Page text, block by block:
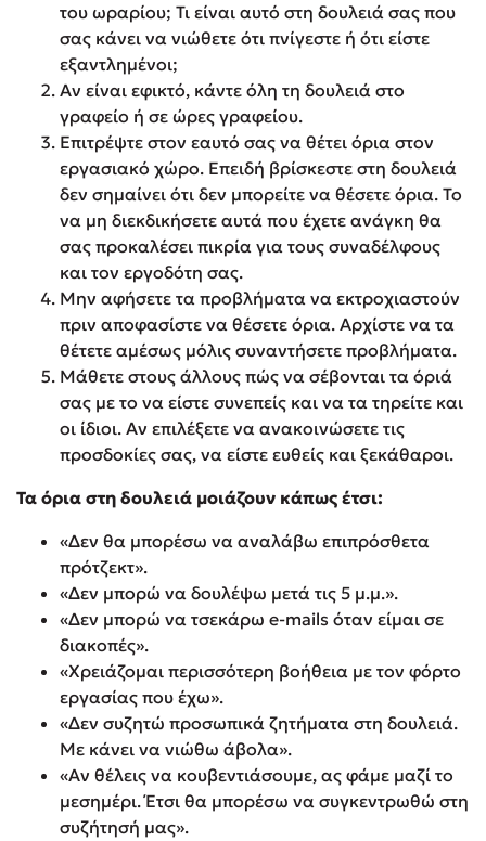
του ωραρίου; Τι είναι αυτό στη δουλειά σας που
σας κάνει να νιώθετε ότι πνίγεστε ή ότι είστε
εξαντλημένοι;
Αν είναι εφικτό, κάντε όλη τη δουλειά στο
γραφείο ή σε ώρες γραφείου.
Επιτρέψτε στον εαυτό σας να θέτει όρια στον
εργασιακό χώρο. Επειδή βρίσκεστε στη δουλειά
δεν σημαίνει ότι δεν μπορείτε να θέσετε όρια. Το
να μη διεκδικήσετε αυτά που έχετε ανάγκη θα
σας προκαλέσει πικρία για τους συναδέλφους
και τον εργοδότη σας.
Μην αφήσετε τα προβλήματα να εκτροχιαστούν
πριν αποφασίστε να θέσετε όρια. Αρχίστε να τα
θέτετε αμέσως μόλις συναντήσετε προβλήματα.
Μάθετε στους άλλους πώς να σέβονται τα όριά
σας με το να είστε συνεπείς και να τα τηρείτε και
οι ίδιοι. Αν επιλέξετε να ανακοινώσετε τις
προσδοκίες σας, να είστε ευθείς και ξεκάθαροι.
Τα όρια στη δουλειά μοιάζουν κάπως έτσι:
«Δεν θα μπορέσω να αναλάβω επιπρόσθετα
πρότζεκτ».
«Δεν μπορώ να δουλέψω μετά τις 5 μ.μ.».
«Δεν μπορώ να τσεκάρω e-mails όταν είμαι σε
διακοπές».
«Χρειάζομαι περισσότερη βοήθεια με τον φόρτο
εργασίας που έχω».
«Δεν συζητώ προσωπικά ζητήματα στη δουλειά.
Με κάνει να νιώθω άβολα».
«Αν θέλεις να κουβεντιάσουμε, ας φάμε μαζί το
μεσημέρι. Έτσι θα μπορέσω να συγκεντρωθώ στη
συζήτησή μας».